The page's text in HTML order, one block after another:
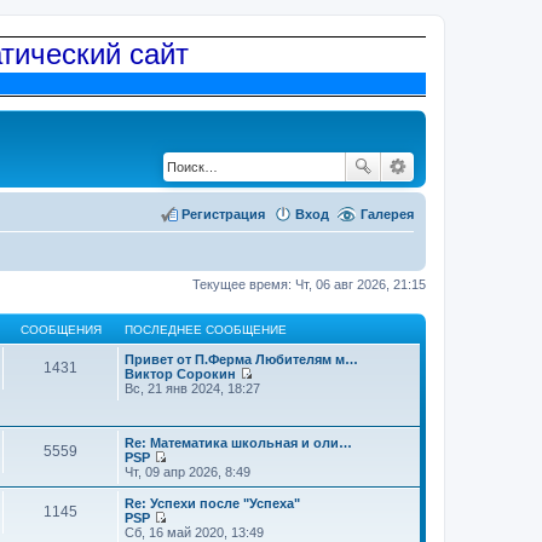
сайт
Галерея
Вход
Регистрация
Текущее время: Чт, 06 авг 2026, 21:15
СООБЩЕНИЯ ПОСЛЕДНЕЕ СООБЩЕНИЕ
1431
Привет от П.Ферма Любителям м…
Виктор Сорокин
П
е
й
к
п
с
Вс, 21 янв 2024, 18:27
5559
Re: Математика школьная и оли…
PSP
П
е
р
е
й
Чт, 09 апр 2026, 8:49
1145
Re: Успехи после "Успеха"
PSP
П
Сб, 16 май 2020, 13:49